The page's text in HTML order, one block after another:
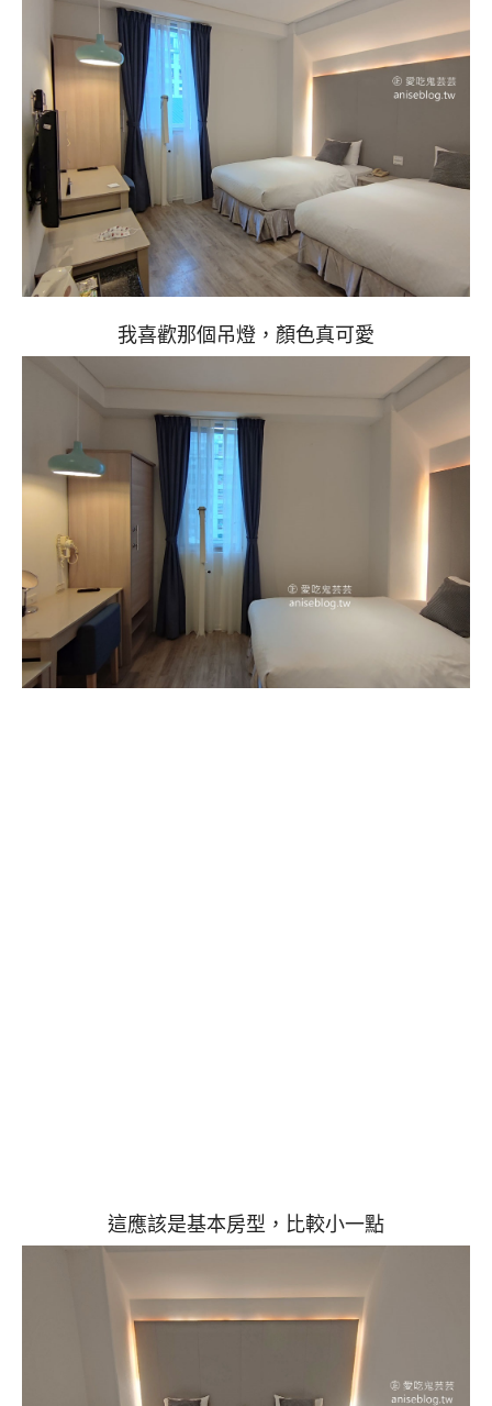
我喜歡那個吊燈，顏色真可愛
這應該是基本房型，比較小一點